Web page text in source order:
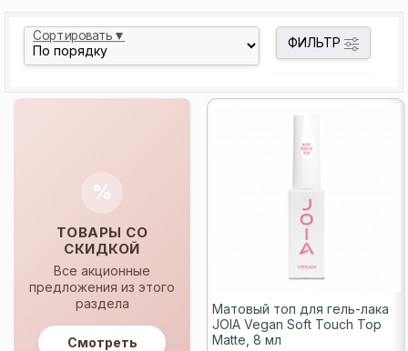
Сортировать▼ ФИЛЬТР
%
ТОВАРЫ СО
СКИДКОЙ
Все акционные
предложения из этого
раздела
Смотреть
Матовый топ для гель-лака
JOIA Vegan Soft Touch Top
Matte, 8 мл